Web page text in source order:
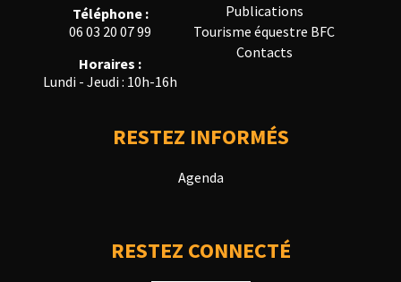
Téléphone :
06 03 20 07 99
Horaires :
Lundi - Jeudi : 10h-16h
Publications
Tourisme équestre BFC
Contacts
RESTEZ INFORMÉS
Agenda
RESTEZ CONNECTÉ